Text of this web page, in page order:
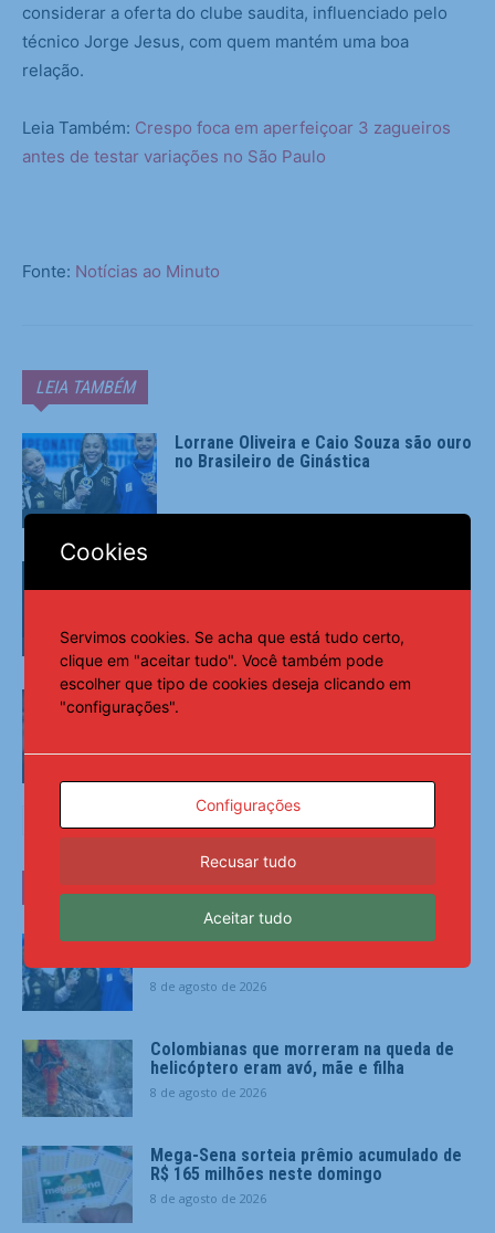
considerar a oferta do clube saudita, influenciado pelo
técnico Jorge Jesus, com quem mantém uma boa
relação.
Leia Também: Crespo foca em aperfeiçoar 3 zagueiros
antes de testar variações no São Paulo
Fonte: Notícias ao Minuto
LEIA TAMBÉM
Esportes
Lorrane Oliveira e Caio Souza são ouro
no Brasileiro de Ginástica
Esportes
carreira neste segundo semestre
Pai de Lionel Messi morre aos 68 anos
na Argentina
ÚLTIMAS NOTÍCIAS
Lorrane Oliveira e Caio Souza são ouro no
8 de agosto de 2026
Colombianas que morreram na queda de
helicóptero eram avó, mãe e filha
8 de agosto de 2026
Mega-Sena sorteia prêmio acumulado de
R$ 165 milhões neste domingo
8 de agosto de 2026
Cookies
Servimos cookies. Se acha que está tudo certo,
clique em "aceitar tudo". Você também pode
escolher que tipo de cookies deseja clicando em
"configurações".
Configurações
Recusar tudo
Aceitar tudo